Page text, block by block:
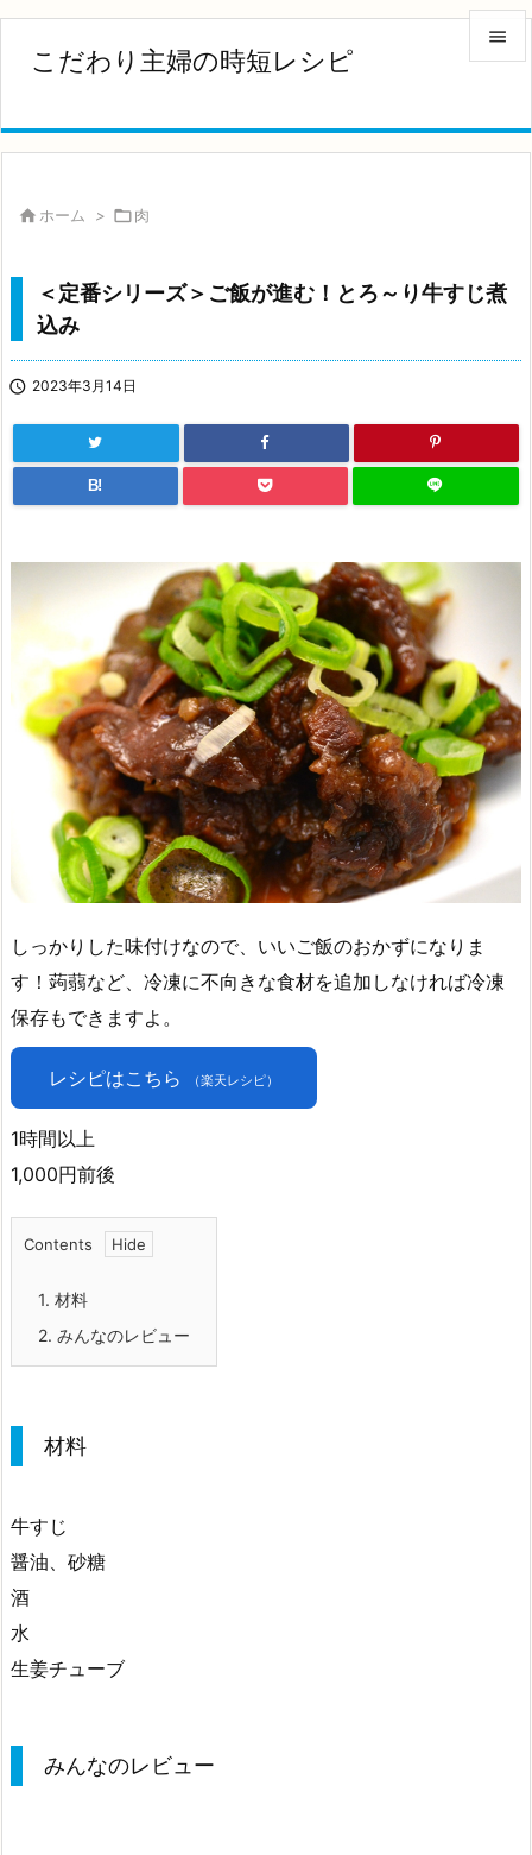
こだわり主婦の時短レシピ


次へ
 ホーム > 肉
＜定番シリーズ＞ご飯が進む！とろ～り牛すじ煮
込み
 2023年3月14日
B!
しっかりした味付けなので、いいご飯のおかずになりま
す！蒟蒻など、冷凍に不向きな食材を追加しなければ冷凍
保存もできますよ。
レシピはこちら （楽天レシピ）
1時間以上
1,000円前後
Contents
1. 材料
2. みんなのレビュー
材料
牛すじ
醤油、砂糖
酒
水
生姜チューブ
みんなのレビュー